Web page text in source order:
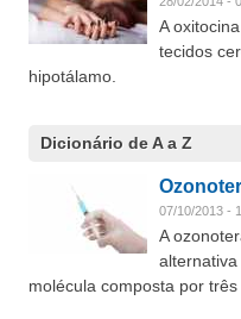
A
tecidos
hipotálamo.
Dicionário de A a Z
07/10/2013 -
A
molécula composta por três